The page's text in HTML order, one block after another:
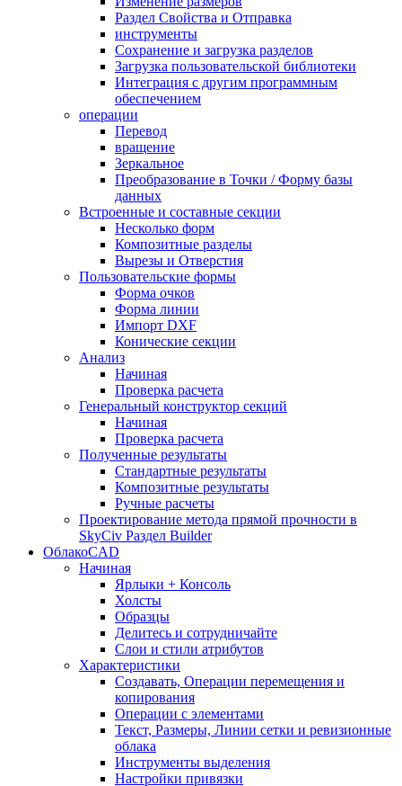
Раздел Свойства и Отправка
инструменты
Сохранение и загрузка разделов
Загрузка пользовательской библиотеки
Интеграция с другим программным
обеспечением
операции
Перевод
вращение
Зеркальное
Преобразование в Точки / Форму базы
данных
Встроенные и составные секции
Несколько форм
Композитные разделы
Вырезы и Отверстия
Пользовательские формы
Форма очков
Форма линии
Импорт DXF
Конические секции
Анализ
Начиная
Проверка расчета
Генеральный конструктор секций
Начиная
Проверка расчета
Полученные результаты
Стандартные результаты
Композитные результаты
Ручные расчеты
Проектирование метода прямой прочности в
SkyCiv Раздел Builder
ОблакоCAD
Начиная
Ярлыки + Консоль
Холсты
Образцы
Делитесь и сотрудничайте
Слои и стили атрибутов
Характеристики
Создавать, Операции перемещения и
копирования
Операции с элементами
Текст, Размеры, Линии сетки и ревизионные
облака
Инструменты выделения
Настройки привязки